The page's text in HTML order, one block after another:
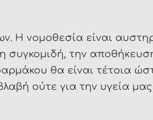
Η νομοθεσία είναι
συγκομιδή, την
θα είναι τέτοια
ούτε για την υγεία